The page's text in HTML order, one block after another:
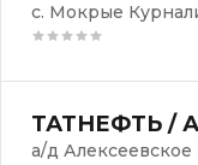
с. Мокрые
ТАТНЕФТЬ /